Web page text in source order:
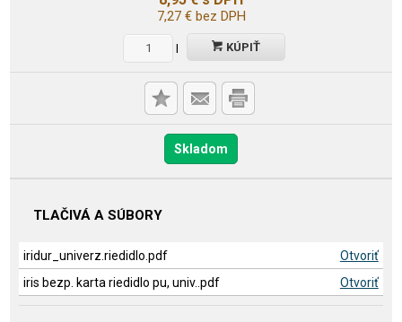
7,27 €bez DPH
l KÚPIŤ
Skladom
TLAČIVÁ A SÚBORY
iridur_univerz.riedidlo.pdf
Otvoriť
iris bezp. karta riedidlo pu, univ..pdf
Otvoriť